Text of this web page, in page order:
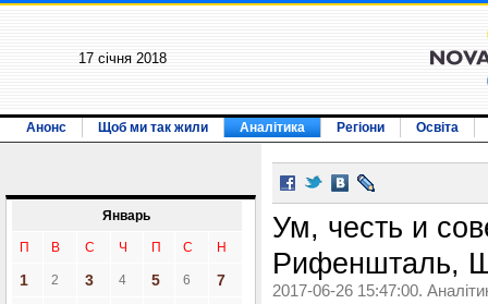
17 січня 2018
Анонс Щоб ми так жили Аналітика Регіони Освіта
Январь
П В С Ч П С Н
1 2 3 4 5 6
7
Ум, честь и
Рифеншталь,
2017-06-26 15:47:00.